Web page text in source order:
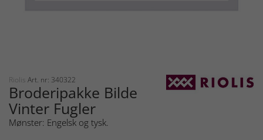
Riolis Art. nr: 340322
Broderipakke Bilde
Vinter Fugler
Mønster: Engelsk og tysk.